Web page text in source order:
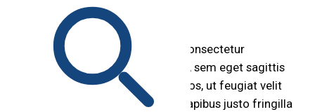
Lorem ipsum dolor sit amet, consectetur
adipiscing elit. Quisque cursus, sem eget sagittis
sagittis, nisl magna sodales eros, ut feugiat velit
velit non turpis. Cras eu nibh dapibus justo fringilla